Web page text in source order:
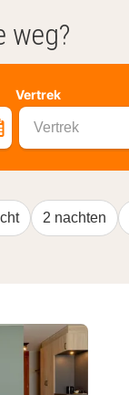
weg?
Vertrek
Vertrek
2 nachten